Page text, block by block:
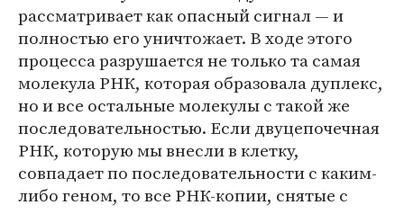
рассматривает как опасный сигнал — и
полностью его уничтожает. В ходе этого
процесса разрушается не только та самая
молекула РНК, которая образовала дуплекс,
но и все остальные молекулы с такой же
последовательностью. Если двуцепочечная
РНК, которую мы внесли в клетку,
совпадает по последовательности с каким-
либо геном, то все РНК-копии, снятые с